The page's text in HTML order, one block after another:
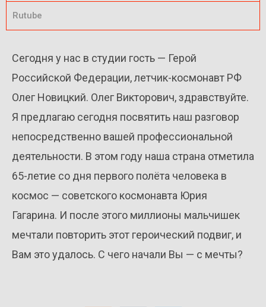
Rutube
Сегодня у нас в студии гость — Герой
Российской Федерации, летчик-космонавт РФ
Олег Новицкий. Олег Викторович, здравствуйте.
Я предлагаю сегодня посвятить наш разговор
непосредственно вашей профессиональной
деятельности. В этом году наша страна отметила
65-летие со дня первого полёта человека в
космос — советского космонавта Юрия
Гагарина. И после этого миллионы мальчишек
мечтали повторить этот героический подвиг, и
Вам это удалось. С чего начали Вы — с мечты?